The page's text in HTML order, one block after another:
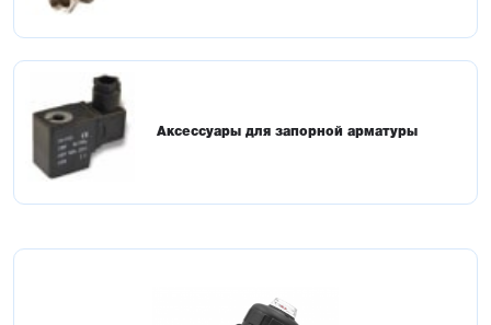
Аксессуары для запорной арматуры